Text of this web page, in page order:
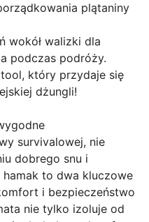
plątaniny
wokół walizki dla
podczas podróży.
który przydaje się
dżungli!
survivalowej, nie
dobrego snu i
to dwa kluczowe
i bezpieczeństwo
nie tylko izoluje od